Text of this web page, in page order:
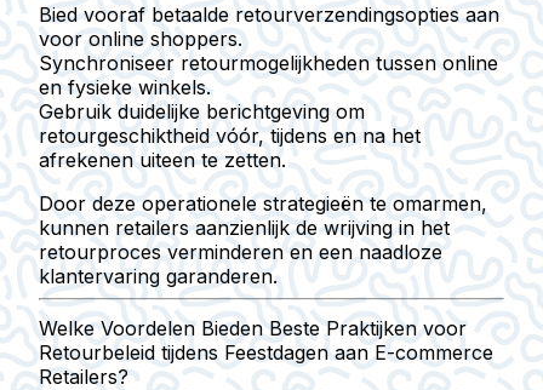
Bied vooraf betaalde retourverzendingsopties aan
voor online shoppers.
Synchroniseer retourmogelijkheden tussen online
en fysieke winkels.
Gebruik duidelijke berichtgeving om
retourgeschiktheid vóór, tijdens en na het
afrekenen uiteen te zetten.
Door deze operationele strategieën te omarmen,
kunnen retailers aanzienlijk de wrijving in het
retourproces verminderen en een naadloze
klantervaring garanderen.
Welke Voordelen Bieden Beste Praktijken voor
Retourbeleid tijdens Feestdagen aan E-commerce
Retailers?